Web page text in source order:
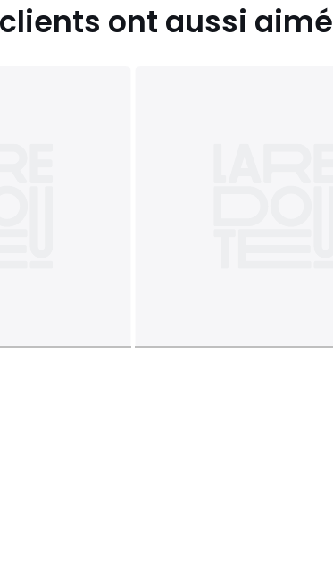
ont aussi aimé